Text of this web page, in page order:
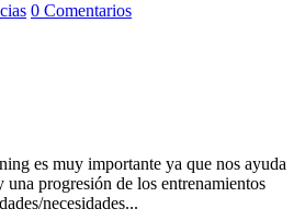
0 Comentarios
es muy importante ya que nos ayuda
una progresión de los entrenamientos
necesidades...